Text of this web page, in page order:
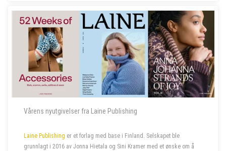
Vårens nyutgivelser fra Laine Publishing
Laine Publishing er et forlag med base i Finland. Selskapet ble
grunnlagt i 2016 av Jonna Hietala og Sini Kramer med et ønske om å